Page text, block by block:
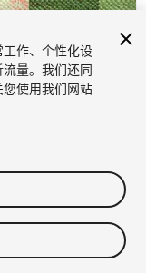
作、个性化设
量。我们还同
使用我们网站